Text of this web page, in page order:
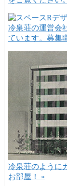
冷泉荘の運営会
ています。募集
冷泉荘のように
お部屋！ »